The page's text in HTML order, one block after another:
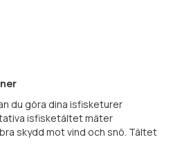
du göra dina isfisketurer
isfisketältet mäter
skydd mot vind och snö. Tältet